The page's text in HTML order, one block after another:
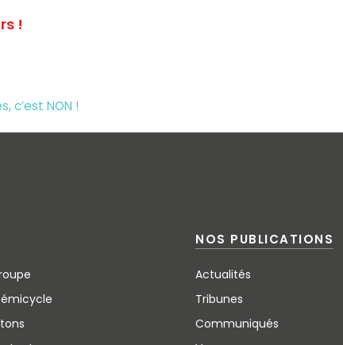
!
c’est NON !
NOS PUBLICATIONS
Actualités
Tribunes
Communiqués